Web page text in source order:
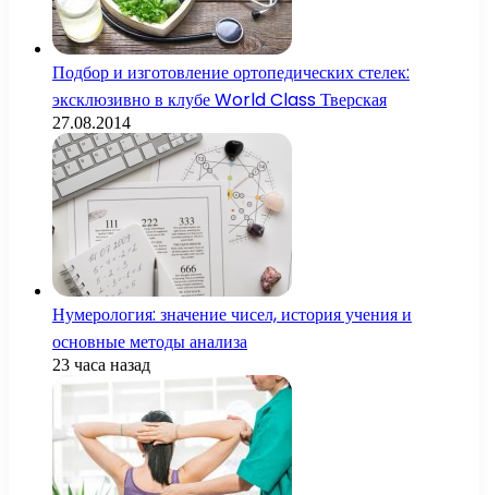
Подбор и изготовление ортопедических стелек:
эксклюзивно в клубе World Class Тверская
27.08.2014
Нумерология: значение чисел, история учения и
основные методы анализа
23 часа назад